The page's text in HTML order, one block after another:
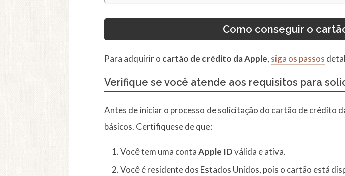
Como conseguir o
Para adquirir o cartão de crédito da Apple, siga os passos
Verifique se você atende aos requisitos para
Antes de iniciar o processo de solicitação do cartão de crédito
básicos. Certifiquese de que:
Você tem uma contaApple IDválida e ativa.
Você é residente dos Estados Unidos, pois o cartão está